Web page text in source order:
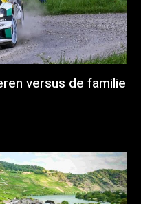
versus de familie